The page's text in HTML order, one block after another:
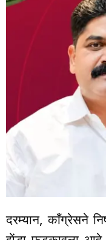
दरम्यान, काँग्रेसने